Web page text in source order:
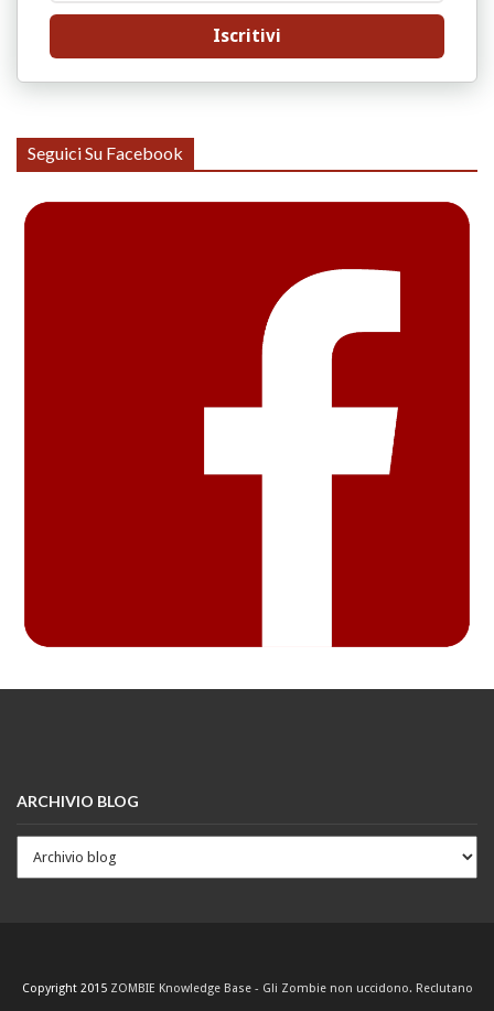
Iscritivi
Seguici Su Facebook
ARCHIVIO BLOG
Copyright 2015 ZOMBIE Knowledge Base - Gli Zombie non uccidono. Reclutano